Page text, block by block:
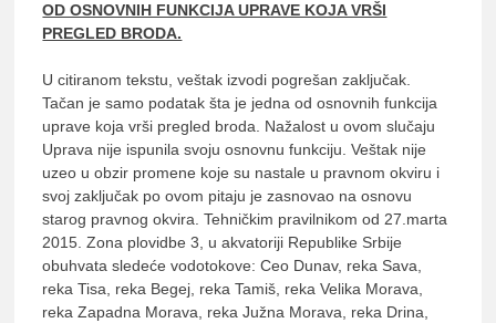
OD OSNOVNIH FUNKCIJA UPRAVE KOJA VRŠI
PREGLED BRODA.
U citiranom tekstu, veštak izvodi pogrešan zaključak.
Tačan je samo podatak šta je jedna od osnovnih funkcija
uprave koja vrši pregled broda. Nažalost u ovom slučaju
Uprava nije ispunila svoju osnovnu funkciju. Veštak nije
uzeo u obzir promene koje su nastale u pravnom okviru i
svoj zaključak po ovom pitaju je zasnovao na osnovu
starog pravnog okvira. Tehničkim pravilnikom od 27.marta
2015. Zona plovidbe 3, u akvatoriji Republike Srbije
obuhvata sledeće vodotokove: Ceo Dunav, reka Sava,
reka Tisa, reka Begej, reka Tamiš, reka Velika Morava,
reka Zapadna Morava, reka Južna Morava, reka Drina,